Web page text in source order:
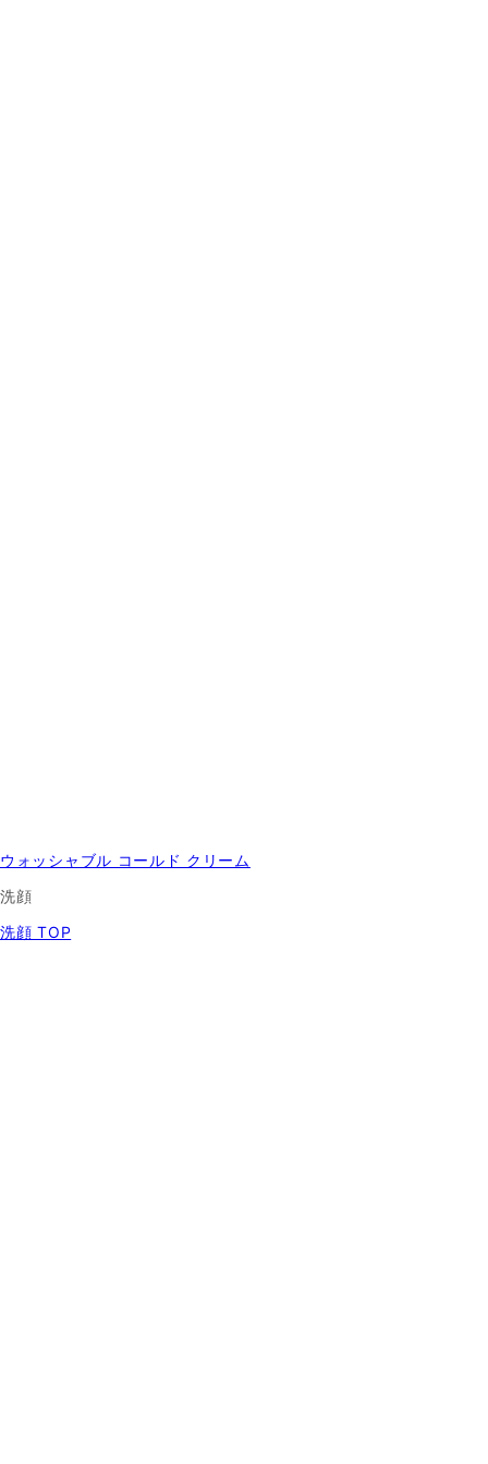
ウォッシャブル コールド クリーム
洗顔
洗顔 TOP